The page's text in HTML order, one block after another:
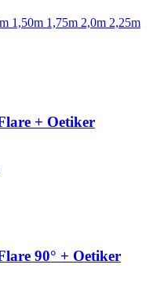
1,50m 1,75m 2,0m 2,25m
+ Oetiker
90° + Oetiker